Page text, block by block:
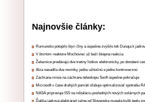
Najnovšie články:
Rumunsko potopilo štyri člny a úspešne zvýšilo tok Dunaja k
V štvrtom reaktore Mochoviec už beží štiepna reakcia
Železnice predávajú dve tretiny lístkov elektronicky, po donútení
Alza nasadila dve novinky, jednu užitočnú a jednu kontroverznú
Záchrana misie na záchranu teleskopu Swift úspešne pokračuje
Microsoft v čase drahých pamätí sľubuje optimalizovať spotrebu
NASA pripravuje ISS na inštaláciu posledných nových solárnych
Ďalšia jadrová elektráreň južne od Slovenska musela kvôli teplu